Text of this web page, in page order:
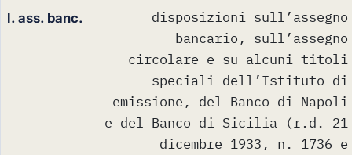
l. ass. banc.
disposizioni sull’assegno
bancario, sull’assegno
circolare e su alcuni titoli
speciali dell’Istituto di
emissione, del Banco di Napoli
e del Banco di Sicilia (r.d. 21
dicembre 1933, n. 1736 e